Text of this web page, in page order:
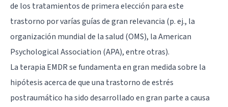
de los tratamientos de primera elección para este
trastorno por varías guías de gran relevancia (p. ej., la
organización mundial de la salud (OMS), la American
Psychological Association (APA), entre otras).
La terapia EMDR se fundamenta en gran medida sobre la
hipótesis acerca de que una trastorno de estrés
postraumático ha sido desarrollado en gran parte a causa